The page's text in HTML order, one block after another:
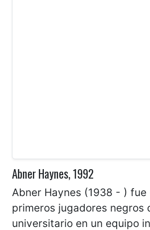
Abner Haynes, 1992
Abner Haynes (1938 - ) fue
primeros jugadores negros
universitario en un equipo